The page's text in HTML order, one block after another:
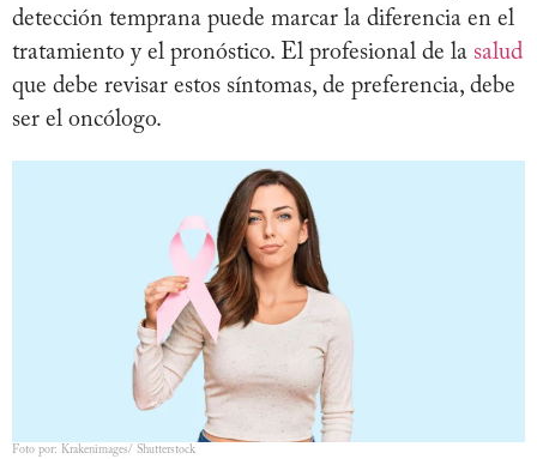
detección temprana puede marcar la diferencia en el
tratamiento y el pronóstico. El profesional de la salud
que debe revisar estos síntomas, de preferencia, debe
ser el oncólogo.
Foto por: Krakenimages/ Shutterstock